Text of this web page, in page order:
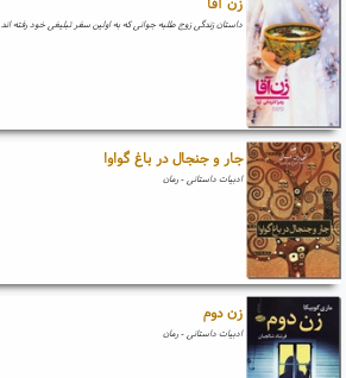
داستان زندگی زوج طلبه جوانی که به اولین سفر تبلیغی خود رفته اند
جار و جنجال در باغ گواوا
ادبیات داستانی - رمان
زن دوم
ادبیات داستانی - رمان